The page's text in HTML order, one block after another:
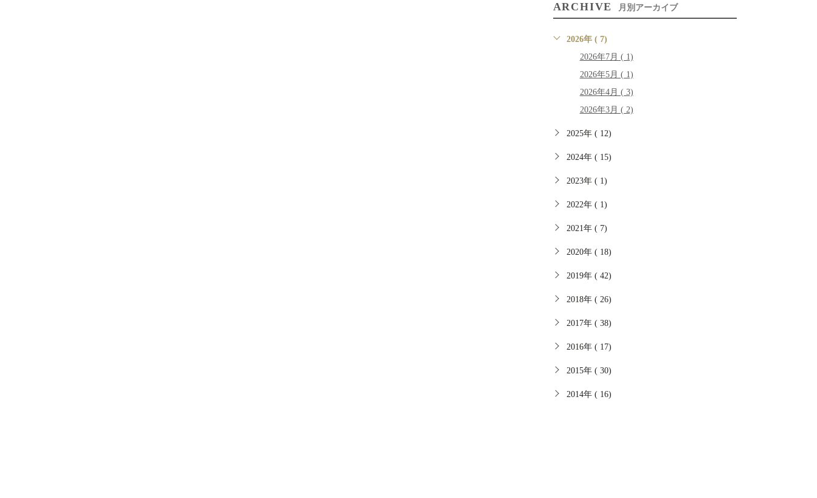
ARCHIVE 月別アーカイブ
2026年 ( 7)
2026年7月 ( 1)
2026年5月 ( 1)
2026年4月 ( 3)
2026年3月 ( 2)
2025年 ( 12)
2024年 ( 15)
2023年 ( 1)
2022年 ( 1)
2021年 ( 7)
2020年 ( 18)
2019年 ( 42)
2018年 ( 26)
2017年 ( 38)
2016年 ( 17)
2015年 ( 30)
2014年 ( 16)